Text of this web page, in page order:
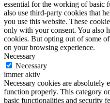
essential for the working of basic
also use third-party cookies that
you use this website. These
only with your consent. You also
cookies. But opting out of some
on your browsing experience.
Necessary
Necessary
immer aktiv
Necessary cookies are absolutely
function properly. This category
basic functionalities and security